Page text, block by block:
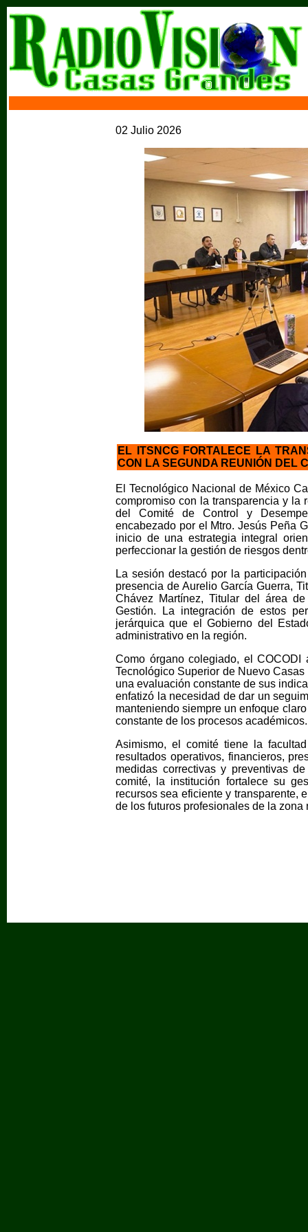
02 Julio 2026
EL ITSNCG FORTALECE LA
CON LA SEGUNDA REUNIÓN DEL
El Tecnológico Nacional de México
compromiso con la transparencia y la
del Comité de Control y
encabezado por el Mtro. Jesús Peña
inicio de una estrategia integral
perfeccionar la gestión de riesgos
La sesión destacó por la
presencia de Aurelio García Guerra,
Chávez Martínez, Titular del área
Gestión. La integración de estos
jerárquica que el Gobierno del
administrativo en la región.
Como órgano colegiado, el
Tecnológico Superior de Nuevo
una evaluación constante de sus
enfatizó la necesidad de dar un
manteniendo siempre un enfoque
constante de los procesos académicos.
Asimismo, el comité tiene la
resultados operativos, financieros,
medidas correctivas y preventivas
comité, la institución fortalece su
recursos sea eficiente y transparente,
de los futuros profesionales de la zona